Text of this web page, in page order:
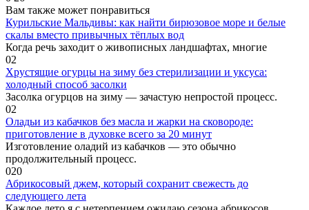
Вам также может понравиться
Курильские Мальдивы: как найти бирюзовое море и белые
скалы вместо привычных тёплых вод
Когда речь заходит о живописных ландшафтах, многие
02
Хрустящие огурцы на зиму без стерилизации и уксуса:
холодный способ засолки
Засолка огурцов на зиму — зачастую непростой процесс.
02
Оладьи из кабачков без масла и жарки на сковороде:
приготовление в духовке всего за 20 минут
Изготовление оладий из кабачков — это обычно
продолжительный процесс.
020
Абрикосовый джем, который сохранит свежесть до
следующего лета